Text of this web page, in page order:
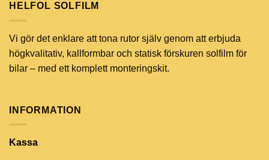
HELFOL SOLFILM
Vi gör det enklare att tona rutor själv genom att erbjuda
högkvalitativ, kallformbar och statisk förskuren solfilm för
bilar – med ett komplett monteringskit.
INFORMATION
Kassa